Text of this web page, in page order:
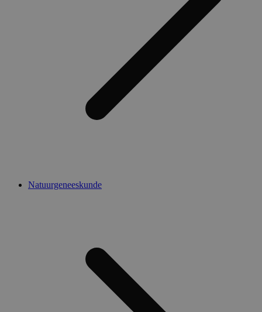
Natuurgeneeskunde